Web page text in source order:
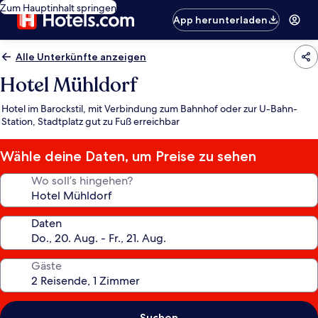
Zum Hauptinhalt springen
App herunterladen
Alle Unterkünfte anzeigen
Hotel Mühldorf
Hotel im Barockstil, mit Verbindung zum Bahnhof oder zur U-Bahn-
Station, Stadtplatz gut zu Fuß erreichbar
Wähle deine Daten, um Preise zu sehen
Wo soll’s hingehen?
Daten
Gäste